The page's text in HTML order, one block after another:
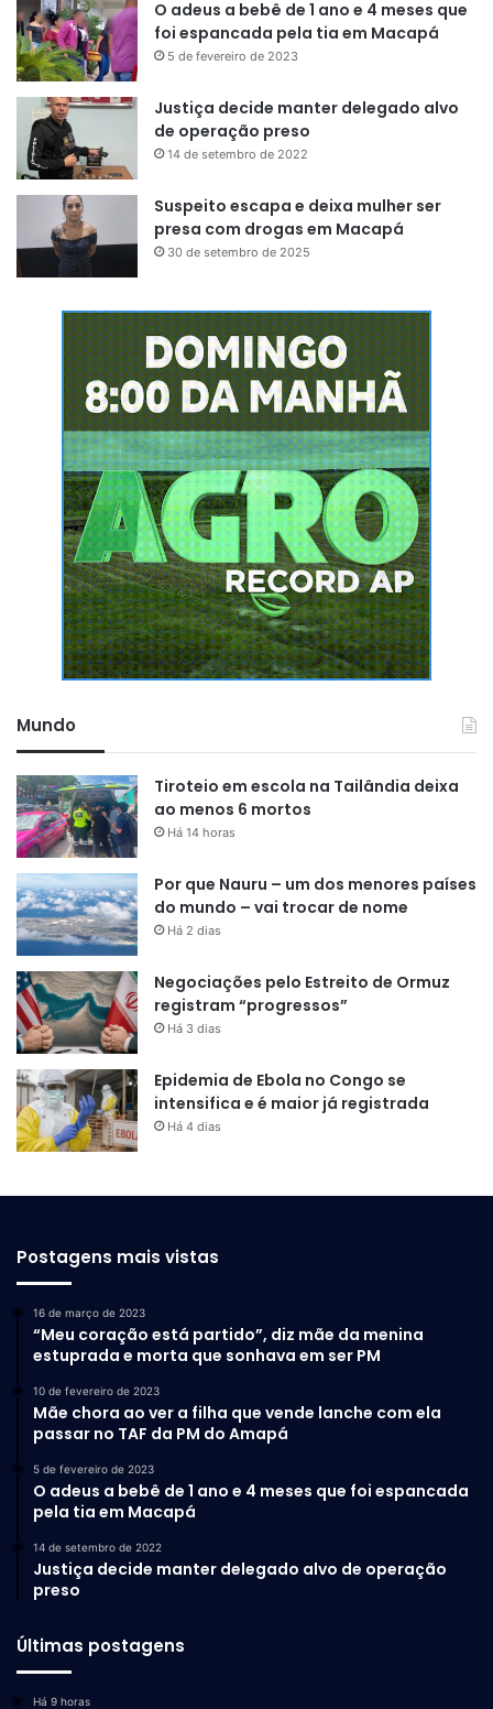
O adeus a bebê de 1 ano e 4 meses que
foi espancada pela tia em Macapá
5 de fevereiro de 2023
Justiça decide manter delegado alvo
de operação preso
14 de setembro de 2022
Suspeito escapa e deixa mulher ser
presa com drogas em Macapá
30 de setembro de 2025
Mundo
Tiroteio em escola na Tailândia deixa
ao menos 6 mortos
Há 14 horas
Por que Nauru – um dos menores países
do mundo – vai trocar de nome
Há 2 dias
Negociações pelo Estreito de Ormuz
registram “progressos”
Há 3 dias
Epidemia de Ebola no Congo se
intensifica e é maior já registrada
Há 4 dias
Postagens mais vistas
16 de março de 2023
“Meu coração está partido”, diz mãe da menina
estuprada e morta que sonhava em ser PM
10 de fevereiro de 2023
Mãe chora ao ver a filha que vende lanche com ela
passar no TAF da PM do Amapá
5 de fevereiro de 2023
O adeus a bebê de 1 ano e 4 meses que foi espancada
pela tia em Macapá
14 de setembro de 2022
Justiça decide manter delegado alvo de operação
preso
Últimas postagens
Há 9 horas